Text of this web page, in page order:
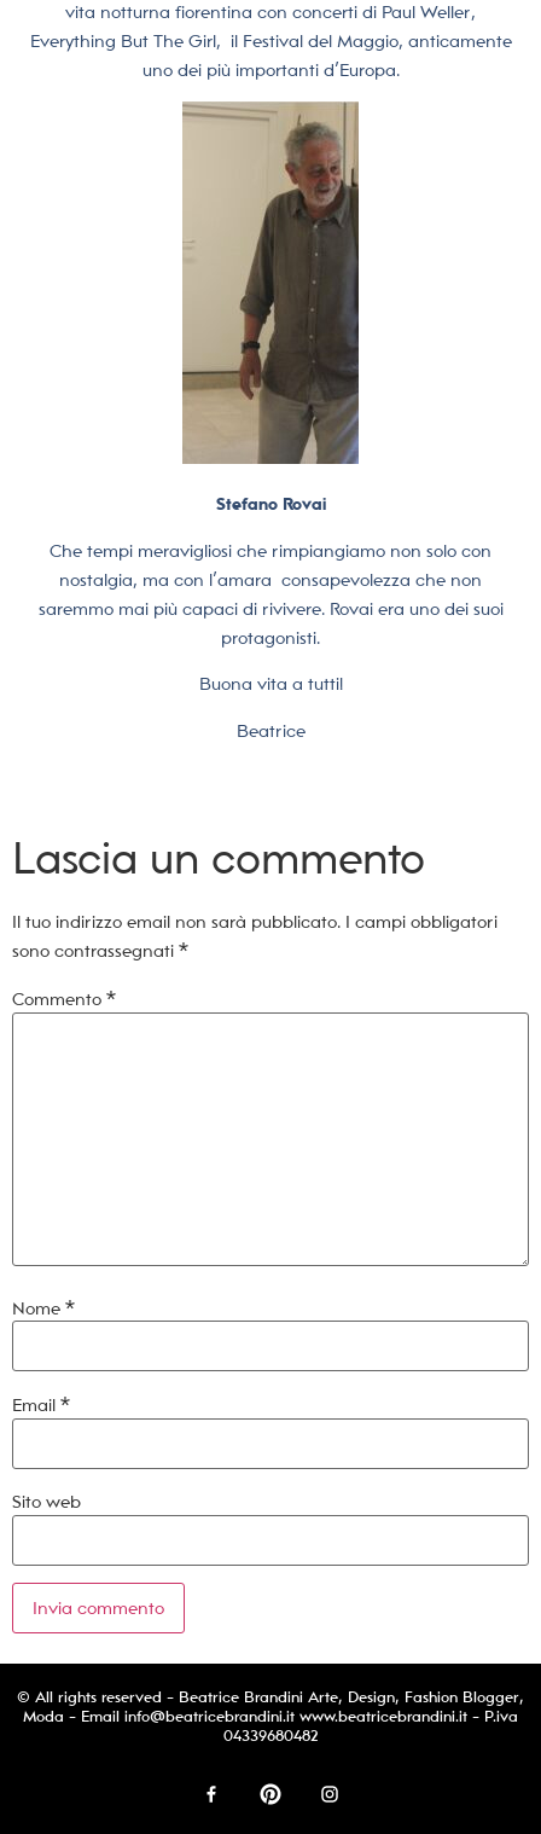
vita notturna fiorentina con concerti di Paul Weller,
Everything But The Girl,
il Festival del Maggio, anticamente
uno dei più importanti d’Europa.
Stefano Rovai
Che tempi meravigliosi che rimpiangiamo non solo con
nostalgia, ma con l’amara consapevolezza che non
saremmo mai più capaci di rivivere. Rovai era uno dei suoi
protagonisti.
Buona vita a tutti!
Beatrice
Lascia un commento
Il tuo indirizzo email non sarà pubblicato. I campi obbligatori
sono contrassegnati *
Commento *
Nome *
Email *
Sito web
© All rights reserved - Beatrice Brandini Arte, Design, Fashion Blogger,
Moda - Email info@beatricebrandini.it www.beatricebrandini.it - P.iva
04339680482